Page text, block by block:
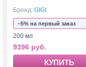
Бренд: GIGI
−5% на первый заказ
200 мл
9396 руб.
КУПИТЬ